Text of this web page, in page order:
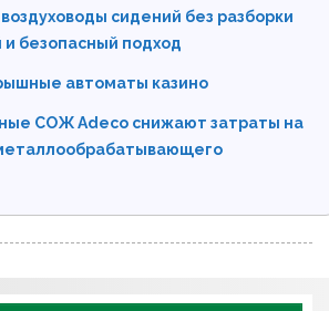
сидений без разборки
и безопасный подход
автоматы казино
СОЖ Adeco снижают затраты на